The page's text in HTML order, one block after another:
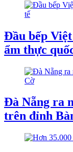
Đầu bếp
ẩm thực
Đà Nẵng ra
trên đỉnh